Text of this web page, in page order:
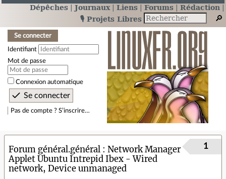
Dépêches Journaux Liens Forums
Rédaction
🎙️ Projets Libres
Se connecter
Identifiant
Mot de passe
Connexion automatique
Pas de compte ? S’inscrire…
Forum général.général
Network Manager
Applet Ubuntu Intrepid Ibex - Wired
network, Device unmanaged
1